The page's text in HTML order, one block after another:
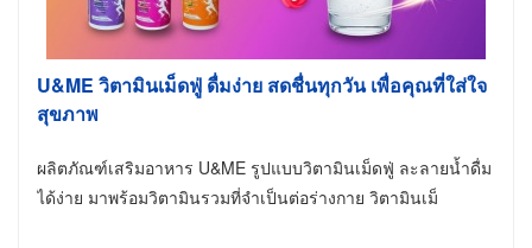
U&ME วิตามินเม็ดฟู่ ดื่มง่าย สดชื่นทุกวัน เพื่อคุณที่ใส่ใจ
สุขภาพ
ผลิตภัณฑ์เสริมอาหาร U&ME รูปแบบวิตามินเม็ดฟู่ ละลายน้ำดื่ม
ได้ง่าย มาพร้อมวิตามินรวมที่จำเป็นต่อร่างกาย วิตามินเม็